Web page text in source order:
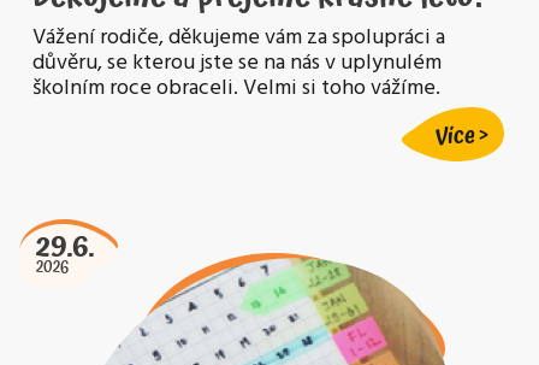
Vážení rodiče, děkujeme vám za spolupráci a
důvěru, se kterou jste se na nás v uplynulém
školním roce obraceli. Velmi si toho vážíme.
Více
29.6.
2026